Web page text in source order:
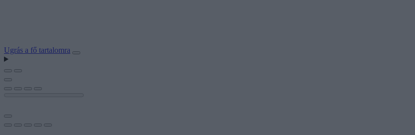
Ugrás a fő tartalomra